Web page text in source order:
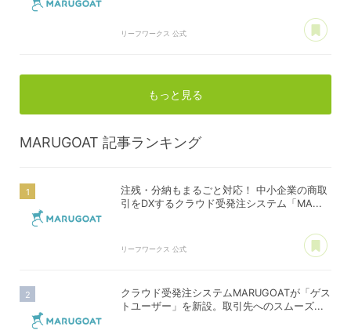
リーフワークス 公式
もっと見る
MARUGOAT 記事ランキング
注残・分納もまるごと対応！ 中小企業の商取
引をDXするクラウド受発注システム「MA...
リーフワークス 公式
クラウド受発注システムMARUGOATが「ゲス
トユーザー」を新設。取引先へのスムーズ...